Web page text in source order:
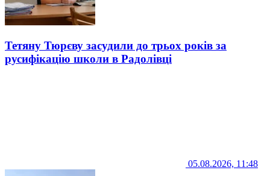
Тетяну Тюрєву засудили до трьох років за
русифікацію школи в Радолівці
05.08.2026, 11:48